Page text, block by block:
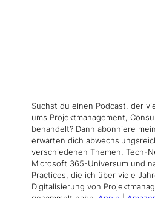
Suchst du einen Podcast, der
ums Projektmanagement,
behandelt? Dann abonniere
erwarten dich
verschiedenen Themen, Tech-
Microsoft 365-Universum und
Practices, die ich über viele
Digitalisierung von